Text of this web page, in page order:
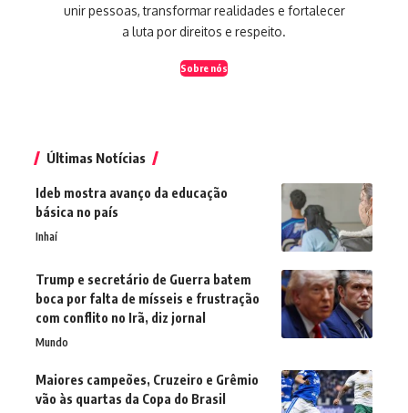
unir pessoas, transformar realidades e fortalecer
a luta por direitos e respeito.
Sobre nós
Últimas Notícias
Ideb mostra avanço da educação
básica no país
Inhaí
Trump e secretário de Guerra batem
boca por falta de mísseis e frustração
com conflito no Irã, diz jornal
Mundo
Maiores campeões, Cruzeiro e Grêmio
vão às quartas da Copa do Brasil